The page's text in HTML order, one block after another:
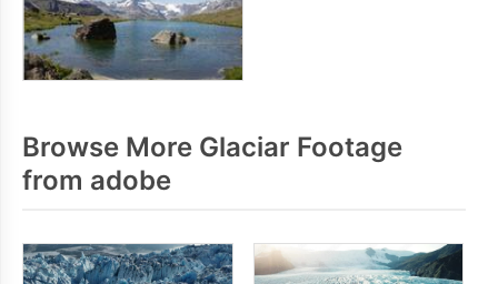
Browse More Glaciar Footage
from adobe